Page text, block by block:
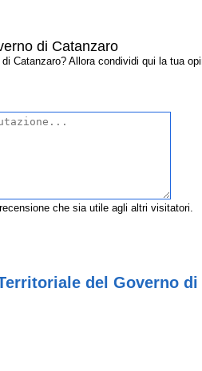
di Catanzaro
Catanzaro? Allora condividi qui la tua
che sia utile agli altri visitatori.
del Governo di